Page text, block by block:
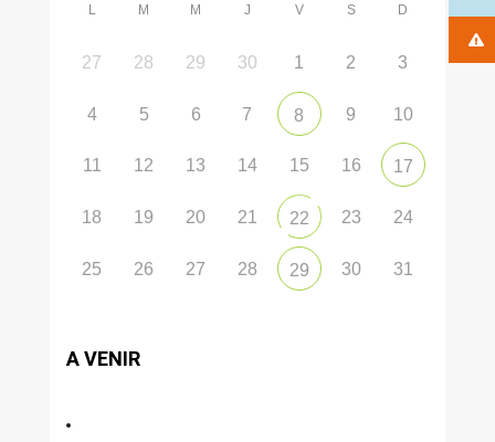
L M M J V S D
27 28 29 30 1 2 3
4 5 6 7 8 9 10
11 12 13 14 15 16 17
18 19 20 21 22 23 24
25 26 27 28 29 30 31
A VENIR